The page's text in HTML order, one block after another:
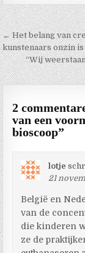
← Het belang van
kunstenaars onzin is
“Wij
2
van een
bioscoop”
lotje
21
België en
van de
die kinderen
ze de